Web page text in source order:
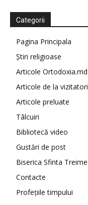
Categorii
Pagina Principala
Știri religioase
Articole Ortodoxia.md
Articole de la vizitatori
Articole preluate
Tâlcuiri
Bibliotecă video
Gustări de post
Biserica Sfinta Treime
Contacte
Profețiile timpului